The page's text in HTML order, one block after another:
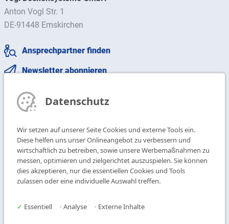
Anton Vogl Str. 1
DE-91448 Emskirchen
Ansprechpartner finden
Newsletter abonnieren
+49 9104 825-0
+49 9104 825-250
info@vogl-deckensysteme.de
Deckengestaltung
Systeme
Produkte
Galerie
Über uns
Kontakt
Datenschutz
Wir setzen auf unserer Seite Cookies und externe Tools ein.
Diese helfen uns unser Onlineangebot zu verbessern und
wirtschaftlich zu betreiben, sowie unsere Werbemaßnahmen zu
messen, optimieren und zielgerichtet auszuspielen. Sie können
dies akzeptieren, nur die essentiellen Cookies und Tools
zulassen oder eine individuelle Auswahl treffen.
✓ Essentiell • Analyse • Externe Inhalte